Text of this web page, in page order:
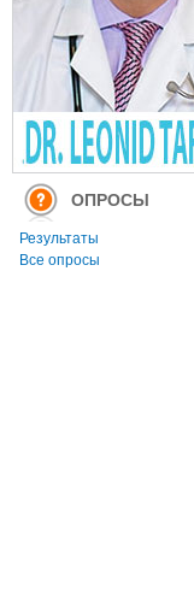
ОПРОСЫ
Результаты
Все опросы